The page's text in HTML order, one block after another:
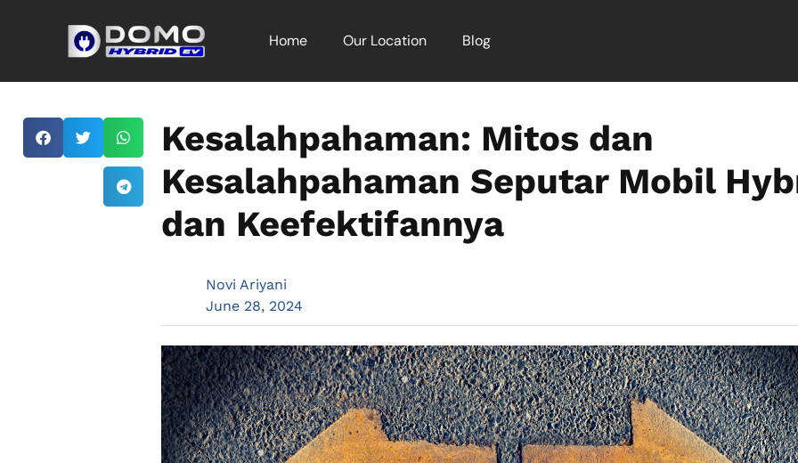
Home Our Location Blog
Kesalahpahaman: Mitos dan
Kesalahpahaman Seputar Mobil
dan Keefektifannya
Novi Ariyani
June 28, 2024